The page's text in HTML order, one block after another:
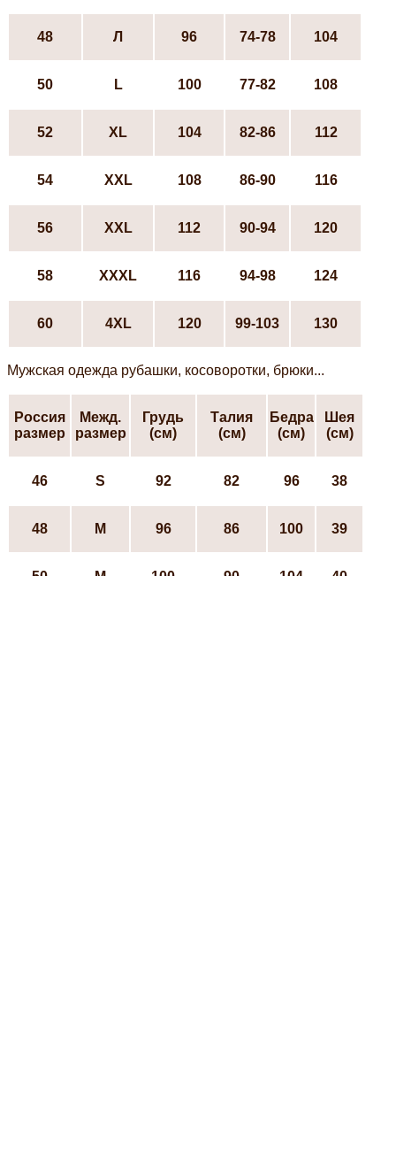
48 Л 96 74-78 104
50 L 100 77-82 108
52 ХL 104 82-86 112
54 XXL 108 86-90 116
56 XXL 112 90-94 120
58 XXXL 116 94-98 124
60 4XL 120 99-103 130
Мужская одежда рубашки, косоворотки, брюки...
Россия
размер
Межд.
размер
Грудь
(см)
Талия
(см)
Бедра
(см)
Шея
(см)
46 S 92 82 96 38
48 М 96 86 100 39
50 М 100 90 104 40